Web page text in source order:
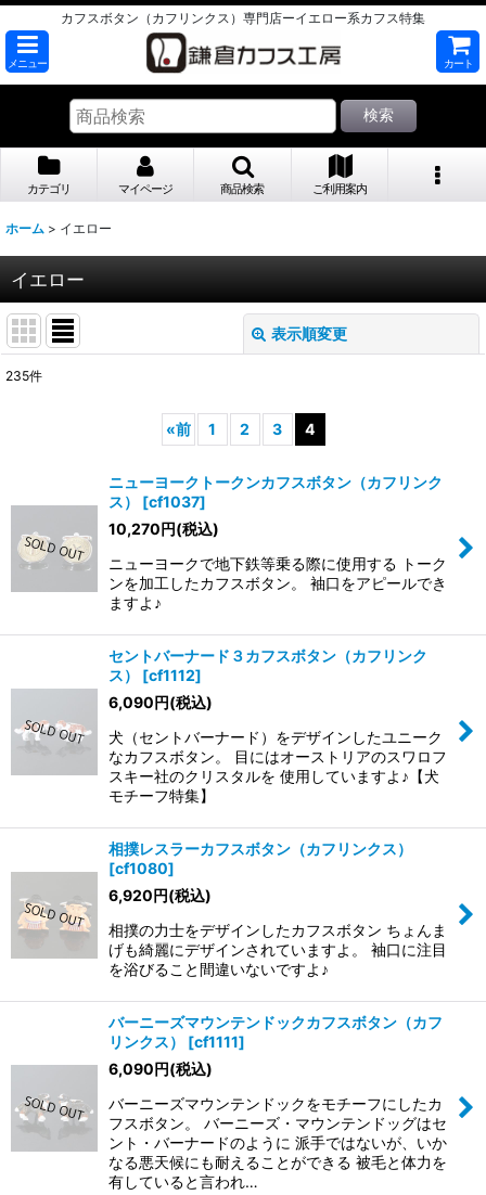
カフスボタン（カフリンクス）専門店ーイエロー系カフス特集
メニュー カート
検索
カテゴリ マイページ 商品検索 ご利用案内
ホーム > イエロー
イエロー
表示順変更
235件
«前 1 2 3 4
ニューヨークトークンカフスボタン（カフリンク
ス）
[cf1037]
10,270円(税込)
ニューヨークで地下鉄等乗る際に使用する トーク
ンを加工したカフスボタン。 袖口をアピールでき
ますよ♪
セントバーナード３カフスボタン（カフリンク
ス）
[cf1112]
6,090円(税込)
犬（セントバーナード）をデザインしたユニーク
なカフスボタン。 目にはオーストリアのスワロフ
スキー社のクリスタルを 使用していますよ♪【犬
モチーフ特集】
相撲レスラーカフスボタン（カフリンクス）
[cf1080]
6,920円(税込)
相撲の力士をデザインしたカフスボタン ちょんま
げも綺麗にデザインされていますよ。 袖口に注目
を浴びること間違いないですよ♪
バーニーズマウンテンドックカフスボタン（カフ
リンクス）
[cf1111]
6,090円(税込)
バーニーズマウンテンドックをモチーフにしたカ
フスボタン。 バーニーズ・マウンテンドッグはセ
ント・バーナードのように 派手ではないが、いか
なる悪天候にも耐えることができる 被毛と体力を
有していると言われ…